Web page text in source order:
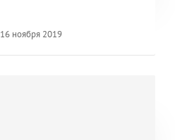
16 ноября 2019